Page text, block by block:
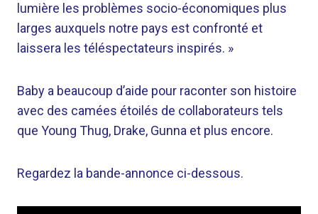
lumière les problèmes socio-économiques plus
larges auxquels notre pays est confronté et
laissera les téléspectateurs inspirés. »
Baby a beaucoup d’aide pour raconter son histoire
avec des camées étoilés de collaborateurs tels
que Young Thug, Drake, Gunna et plus encore.
Regardez la bande-annonce ci-dessous.